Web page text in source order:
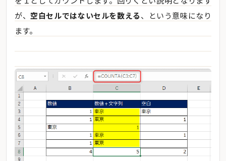
が、空白セルではないセルを数える、という意味になり
ます。